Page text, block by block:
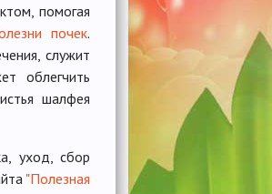
помогая
почек.
служит
облегчить
шалфея
уход, сбор
"Полезная